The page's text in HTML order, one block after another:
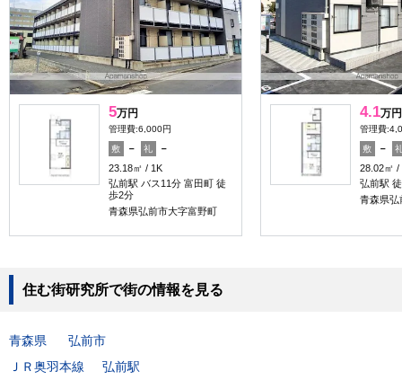
5万円
管理費:6,000円
敷 － 礼
－
23.18㎡
1K
弘前駅 バス11分 富田町 徒
歩2分
青森県弘前市大字富野町
4.1万円
管理費
敷 －
28.02㎡
弘前駅
青森県弘
住む街研究所で街の情報を見る
青森県
弘前市
ＪＲ奥羽本線
弘前駅